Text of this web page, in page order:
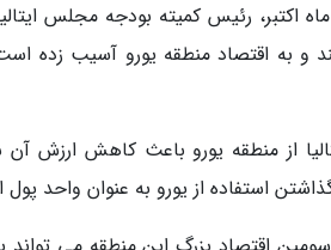
اکتبر، رئیس کمیته بودجه مجلس
و به اقتصاد منطقه یورو آسیب زده
از منطقه یورو باعث کاهش
گذاشتن استفاده از یورو به عنوان واحد